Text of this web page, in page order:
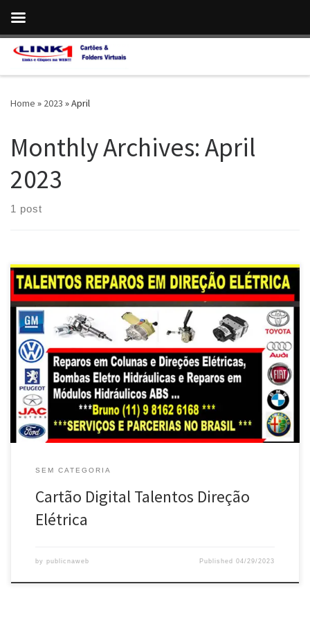
Skip to content
Home » 2023 »April
Monthly Archives:April
2023
1 post
SEM CATEGORIA
Cartão Digital Talentos Direção
Elétrica
by publicnaweb Published04/29/2023